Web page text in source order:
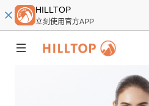
HILLTOP
立刻使用官方APP